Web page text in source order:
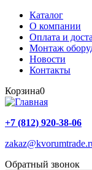
Каталог
О компании
Оплата и
Монтаж
Новости
Контакты
Корзина0
+7 (812) 920-38-06
Обратный звонок